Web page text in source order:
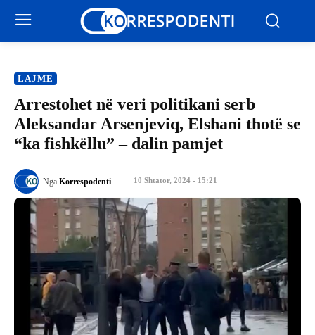
LAJME
Arrestohet në veri politikani serb
Aleksandar Arsenjeviq, Elshani thotë se
“ka fishkëllu” – dalin pamjet
10 Shtator, 2024 - 15:21
Nga Korrespodenti